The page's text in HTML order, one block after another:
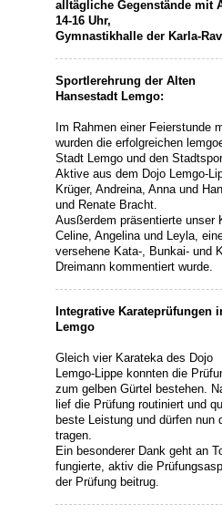
alltägliche Gegenstände mit
14-16 Uhr,
Gymnastikhalle der Karla-
Sportlerehrung der Alten
Hansestadt Lemgo:
Im Rahmen einer Feierstunde
wurden die erfolgreichen
Stadt Lemgo und den
Aktive aus dem Dojo Lemgo-
Krüger, Andreina, Anna und
und Renate Bracht.
Ausßerdem präsentierte unser
Celine, Angelina und Leyla,
versehene Kata-, Bunkai- und
Dreimann kommentiert wurde.
Integrative Karateprüfungen
Lemgo
Gleich vier Karateka des Dojo
Lemgo-Lippe konnten die
zum gelben Gürtel bestehen.
lief die Prüfung routiniert und
beste Leistung und dürfen nun
tragen.
Ein besonderer Dank geht an
fungierte, aktiv die
der Prüfung beitrug.